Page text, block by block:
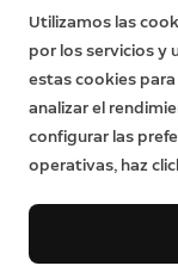
Utilizamos las
por los servicios y
estas cookies
analizar el
configurar las
operativas, haz